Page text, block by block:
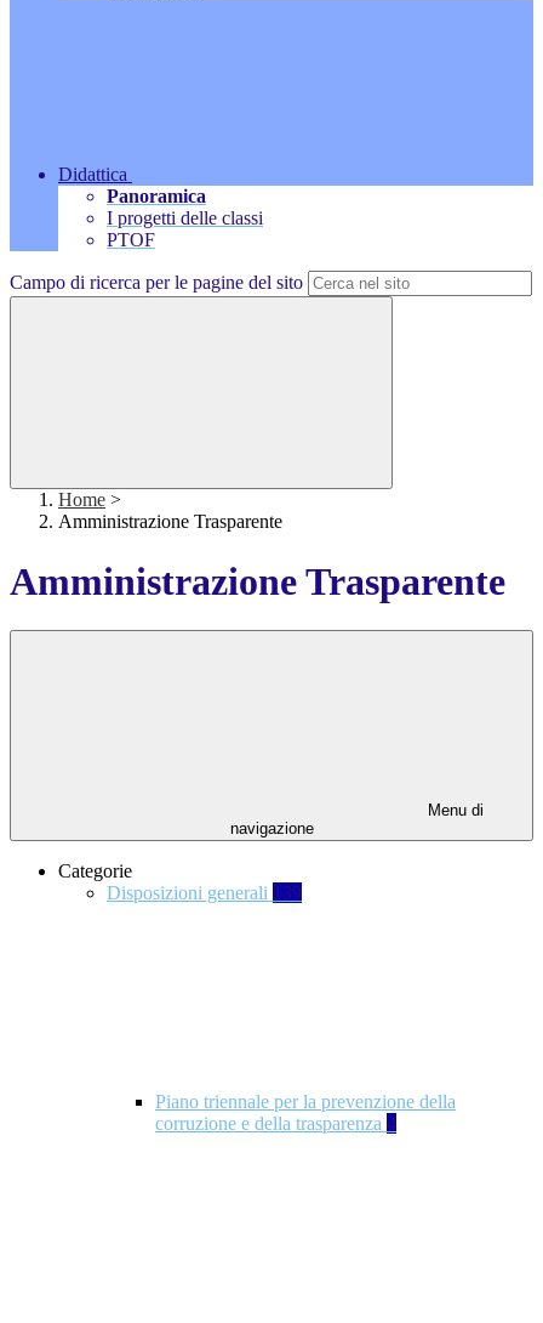
Didattica
Panoramica
I progetti delle classi
PTOF
Campo di ricerca per le pagine del sito
Home >
Amministrazione Trasparente
Amministrazione Trasparente
Menu di
navigazione
Categorie
Disposizioni generali 139
Piano triennale per la prevenzione della
corruzione e della trasparenza 4